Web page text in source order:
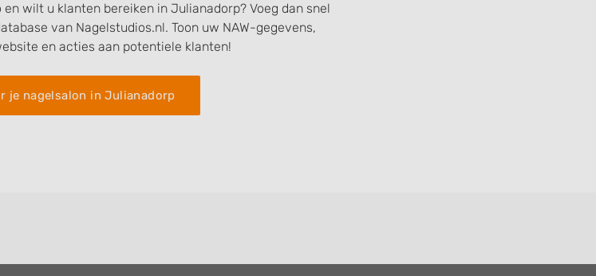
wilt u klanten bereiken in Julianadorp? Voeg dan snel
van Nagelstudios.nl. Toon uw NAW-gegevens,
en acties aan potentiele klanten!
je nagelsalon in Julianadorp